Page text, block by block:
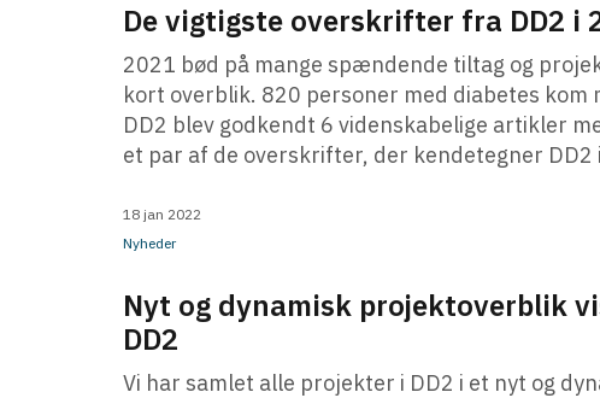
De vigtigste overskrifter fra DD2 i
2021 bød på mange spændende tiltag og
kort overblik. 820 personer med diabetes
DD2 blev godkendt 6 videnskabelige artikler
et par af de overskrifter, der kendetegner DD2
18 jan 2022
Nyheder
Nyt og dynamisk projektoverblik
DD2
Vi har samlet alle projekter i DD2 i et nyt og